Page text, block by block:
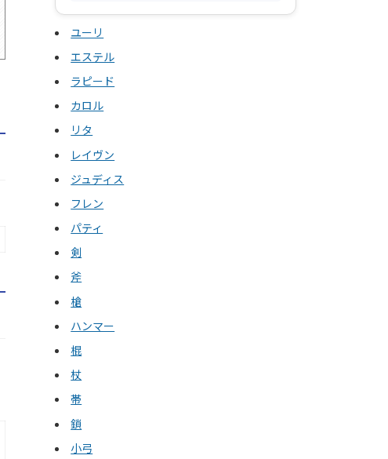
ユーリ
エステル
ラピード
カロル
リタ
レイヴン
ジュディス
フレン
パティ
剣
斧
槍
ハンマー
棍
杖
帯
鎖
小弓